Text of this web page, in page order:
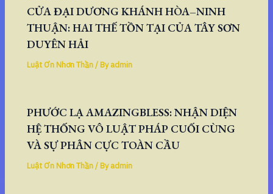
CỬA ĐẠI DƯƠNG KHÁNH HÒA–NINH
THUẬN: HAI THẾ TỒN TẠI CỦA TÂY SƠN
DUYÊN HẢI
Luật Ơn Nhơn Thần/ Byadmin
PHƯỚC LẠ AMAZINGBLESS: NHẬN DIỆN
HỆ THỐNG VÔ LUẬT PHÁP CUỐI CÙNG
VÀ SỰ PHÂN CỰC TOÀN CẦU
Luật Ơn Nhơn Thần/ Byadmin